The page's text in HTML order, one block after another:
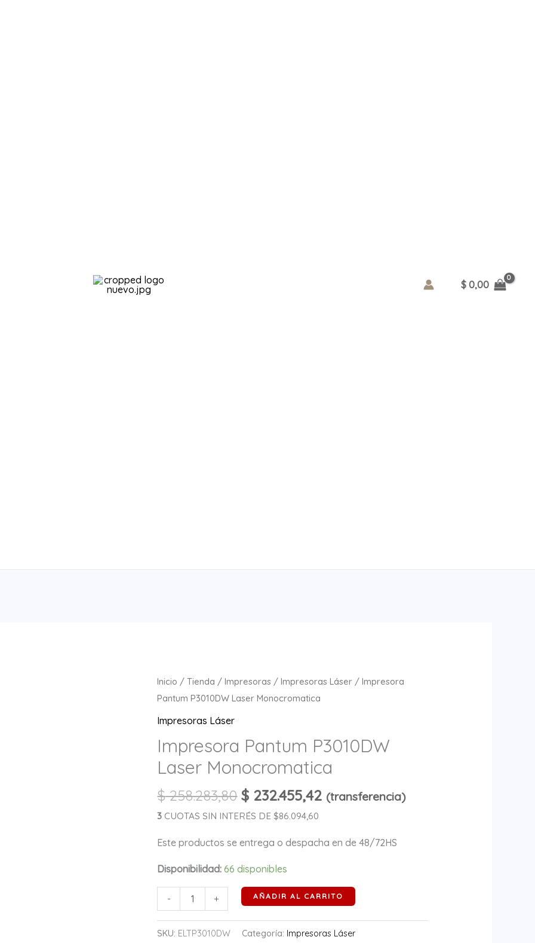
$0,00
Inicio /Tienda /Impresoras /Impresoras Láser / Impresora
Pantum P3010DW Laser Monocromatica
Impresoras Láser
Impresora Pantum P3010DW
Laser Monocromatica
$258.283,80 $ 232.455,42 (transferencia)
3 CUOTAS SIN INTERÉS DE $86.094,60
Este productos se entrega o despacha en de 48/72HS
Disponibilidad: 66 disponibles
-
Impresora
Pantum
P3010DW
Monocromatica
cantidad
+ AÑADIR AL CARRITO
SKU: ELTP3010DW Categoría: Impresoras Láser